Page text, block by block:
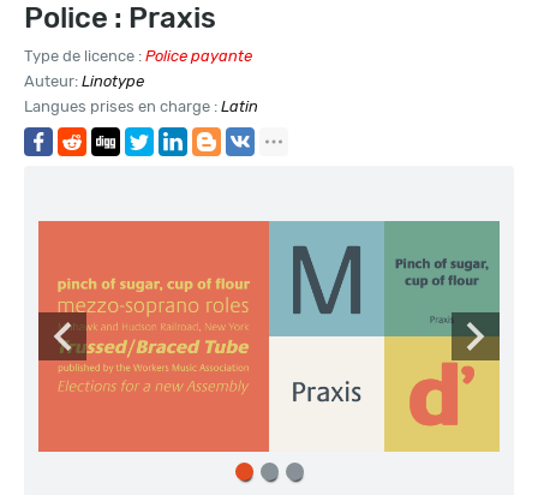
Police : Praxis
Type de licence : Police payante
Auteur: Linotype
Langues prises en charge : Latin